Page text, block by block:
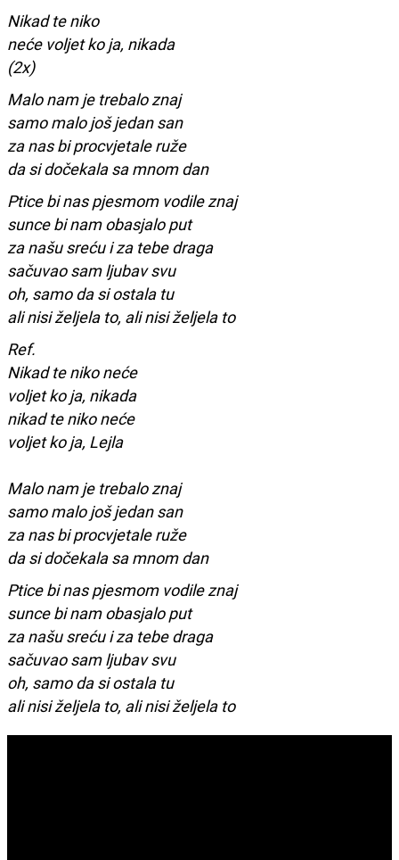
Nikad te niko
neće voljet ko ja, nikada
(2x)
Malo nam je trebalo znaj
samo malo još jedan san
za nas bi procvjetale ruže
da si dočekala sa mnom dan
Ptice bi nas pjesmom vodile znaj
sunce bi nam obasjalo put
za našu sreću i za tebe draga
sačuvao sam ljubav svu
oh, samo da si ostala tu
ali nisi željela to, ali nisi željela to
Ref.
Nikad te niko neće
voljet ko ja, nikada
nikad te niko neće
voljet ko ja, Lejla
Malo nam je trebalo znaj
samo malo još jedan san
za nas bi procvjetale ruže
da si dočekala sa mnom dan
Ptice bi nas pjesmom vodile znaj
sunce bi nam obasjalo put
za našu sreću i za tebe draga
sačuvao sam ljubav svu
oh, samo da si ostala tu
ali nisi željela to, ali nisi željela to